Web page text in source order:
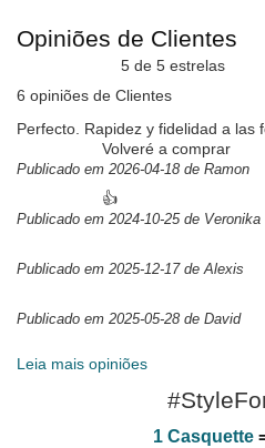
Opiniões de Clientes
5 de 5 estrelas
6 opiniões de Clientes
Perfecto. Rapidez y fidelidad a las
Volveré a comprar
Publicado em 2026-04-18 de Ramon
👍
Publicado em 2024-10-25 de Veronika
Publicado em 2025-12-17 de Alexis
Publicado em 2025-05-28 de David
Leia mais opiniões
1 Casquette